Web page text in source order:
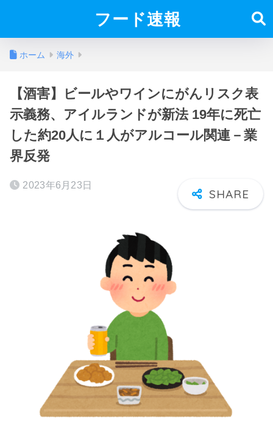
フード速報
ホーム 海外
【酒害】ビールやワインにがんリスク表
示義務、アイルランドが新法 19年に死亡
した約20人に１人がアルコール関連－業
界反発
2023年6月23日